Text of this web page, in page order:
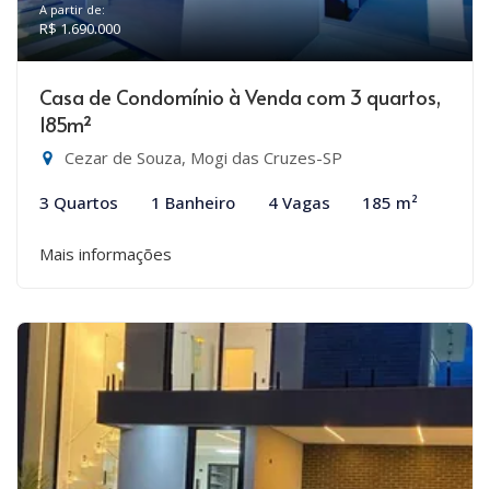
A partir de:
R$ 1.690.000
Casa de Condomínio à Venda com 3 quartos,
185m²
Cezar de Souza, Mogi das Cruzes-SP
3 Quartos 1 Banheiro 4 Vagas 185 m²
Mais informações